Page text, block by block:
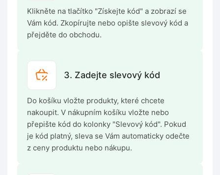
Klikněte na tlačítko "Získejte kód" a zobrazí se
Vám kód. Zkopírujte nebo opište slevový kód a
přejděte do obchodu.
3. Zadejte slevový kód
Do košíku vložte produkty, které chcete
nakoupit. V nákupním košíku vložte nebo
přepište kód do kolonky "Slevový kód". Pokud
je kód platný, sleva se Vám automaticky odečte
z ceny produktu nebo nákupu.